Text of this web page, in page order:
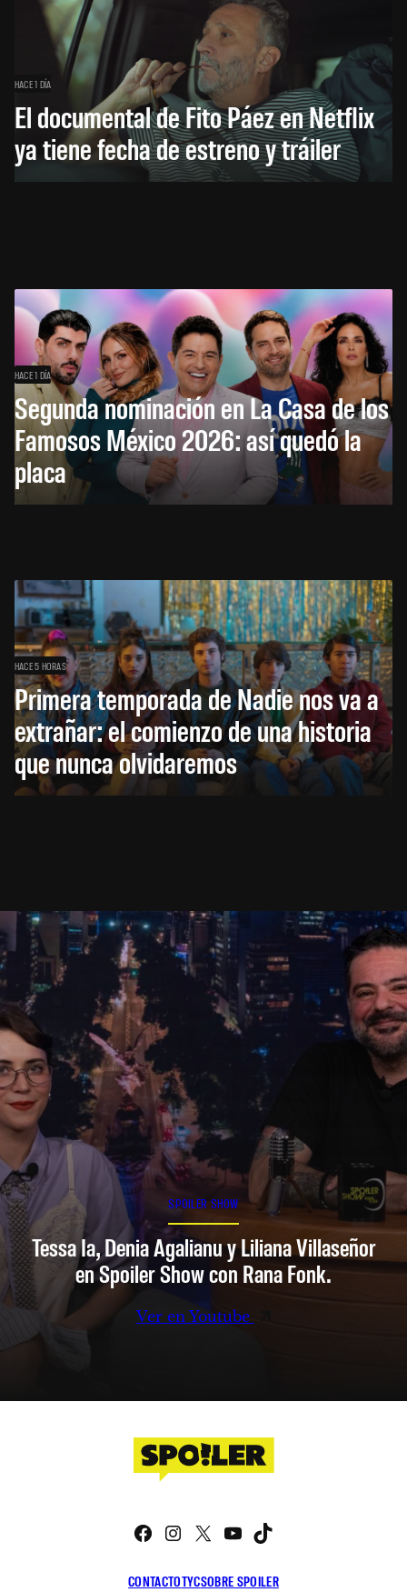
HACE 1 DÍA
El documental de Fito Páez en Netflix
ya tiene fecha de estreno y tráiler
HACE 1 DÍA
Segunda nominación en La Casa de los
Famosos México 2026: así quedó la
placa
HACE 5 HORAS
Primera temporada de Nadie nos va a
extrañar: el comienzo de una historia
que nunca olvidaremos
SPOILER SHOW
Tessa Ia, Denia Agalianu y Liliana Villaseñor
en Spoiler Show con Rana Fonk.
Ver en Youtube
CONTACTOTYCSOBRE SPOILER
Facebook
Instagram
X YouTube